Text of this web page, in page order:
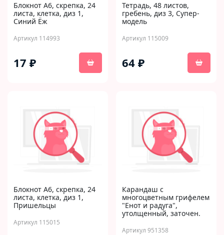
Блокнот А6, скрепка, 24
листа, клетка, диз 1,
Синий Ёж
Артикул 114993
17 ₽
Тетрадь, 48 листов,
гребень, диз 3, Супер-
модель
Артикул 115009
64 ₽
Блокнот А6, скрепка, 24
листа, клетка, диз 1,
Пришельцы
Артикул 115015
Карандаш с
многоцветным грифелем
"Енот и радуга",
утолщенный, заточен.
Артикул 951358